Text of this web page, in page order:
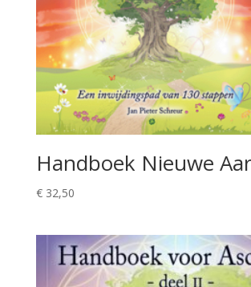
Handboek Nieuwe
€32,50